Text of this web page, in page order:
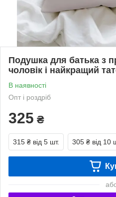
Подушка для батька з
чоловік і найкращий
В наявності
Опт і роздріб
325 ₴
315 ₴ від 5 шт. 305 ₴ від 10